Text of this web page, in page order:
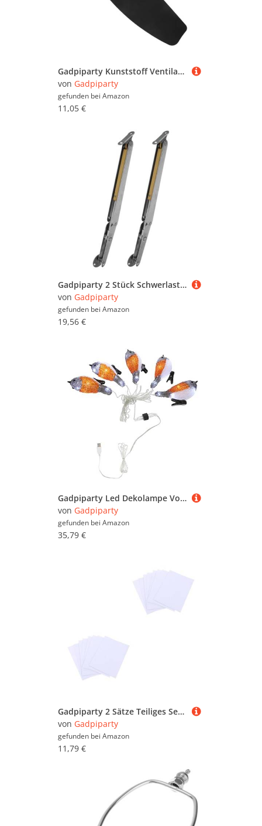
Gadpiparty Kunststoff Ventilatorblätter Ersatz für Tisch Standventilatoren Leicht Langlebig Modernes Design Einfache Montage für Wartung und Reparatur zu Hause Büro
von Gadpiparty
gefunden bei Amazon
11,05 €
Gadpiparty 2 Stück Schwerlast-gaslift-scharniere mit Hydraulischem Dämpfer Flexibel Positionierbare Soft-close-stützen für Betten Schränke und Truhen Stabile Hebemechanismen
von Gadpiparty
gefunden bei Amazon
19,56 €
Gadpiparty Led Dekolampe Vogel Lichterkette 5 Stück Energiesparend Usb Betrieben Für Innen Und Außendekoration
von Gadpiparty
gefunden bei Amazon
35,79 €
Gadpiparty 2 Sätze Teiliges Set Beschichtete Diamant Papier Farbkarte Für Professionelle Schmuckbewertung Werkzeug Zur Farbkontrastbestimmung Und Schmuckidentifikation 10 Stück * 2
von Gadpiparty
gefunden bei Amazon
11,79 €